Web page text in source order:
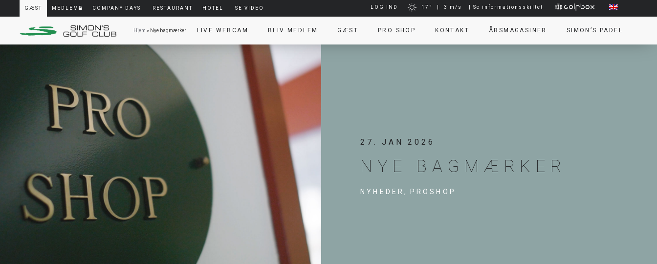
LOG IND 17° 3 m/s | Se informationsskiltet
GÆST MEDLEM COMPANY DAYS RESTAURANT HOTEL SE VIDEO
Hjem » Nye bagmærker LIVE WEBCAM BLIV MEDLEM GÆST PRO SHOP KONTAKT ÅRSMAGASINER SIMON’S PADEL
27. JAN 2026
NYE BAGMÆRKER
NYHEDER, PROSHOP